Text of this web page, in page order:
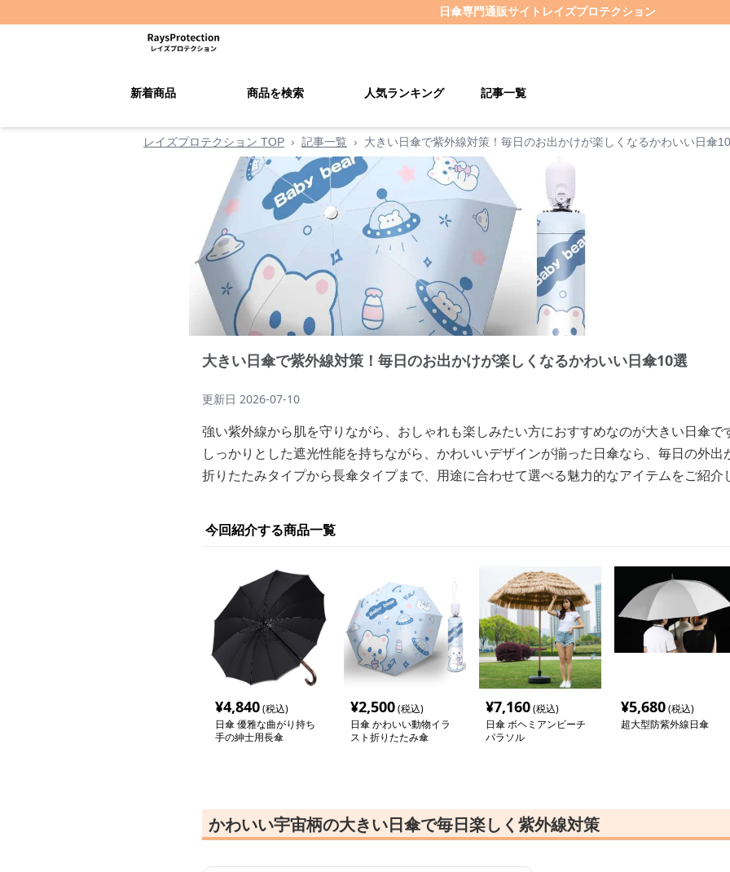
日傘専門通販サイト レイズプロテクション
新着商品 商品を検索 人気ランキング 記事一覧
レイズプロテクション TOP › 記事一覧 › 大きい日傘で紫外線対策！毎日のお出かけが楽しくなるかわいい日傘
大きい日傘で紫外線対策！毎日のお出かけが楽しくなるかわいい日傘10選
更新日 2026-07-10
強い紫外線から肌を守りながら、おしゃれも楽しみたい方におすすめなのが大きい日傘で
しっかりとした遮光性能を持ちながら、かわいいデザインが揃った日傘なら、毎日の外出
折りたたみタイプから長傘タイプまで、用途に合わせて選べる魅力的なアイテムをご紹介
今回紹介する商品一覧
¥4,840(税込)
日傘 優雅な曲がり持ち
手の紳士用長傘
¥2,500(税込)
日傘 かわいい動物イラ
スト折りたたみ傘
¥7,160(税込)
日傘 ボヘミアンビーチ
パラソル
¥5,680(税込)
超大型防紫外線日傘
かわいい宇宙柄の大きい日傘で毎日楽しく紫外線対策